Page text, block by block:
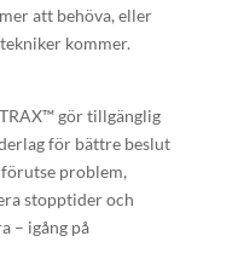
att behöva, eller
kommer.
gör tillgänglig
för bättre beslut
problem,
stopptider och
– igång på